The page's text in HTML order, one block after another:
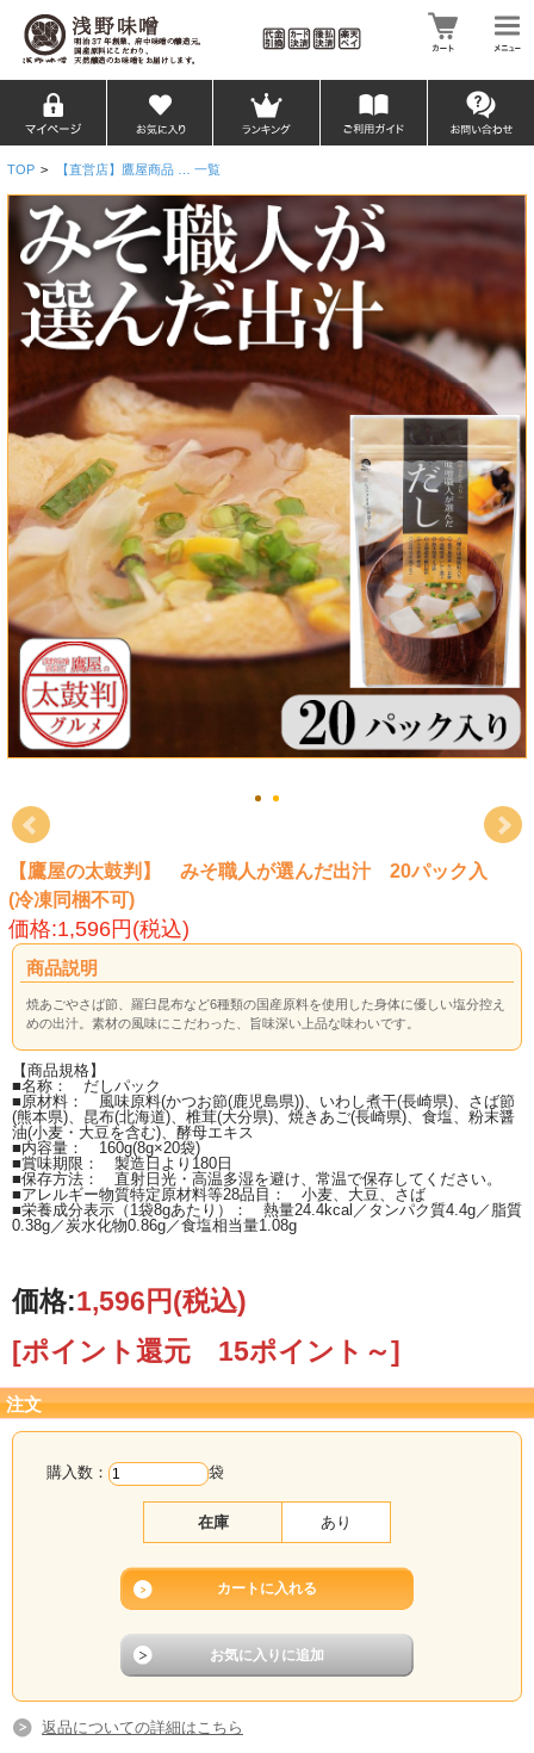
TOP > 【直営店】鷹屋商品 … 一覧
【鷹屋の太鼓判】 みそ職人が選んだ出汁 20パック入
(冷凍同梱不可)
価格:1,596円(税込)
商品説明
焼あごやさば節、羅臼昆布など6種類の国産原料を使用した身体に優しい塩分控え
めの出汁。素材の風味にこだわった、旨味深い上品な味わいです。
【商品規格】
■名称： だしパック
■原材料： 風味原料(かつお節(鹿児島県))、いわし煮干(長崎県)、さば節
(熊本県)、昆布(北海道)、椎茸(大分県)、焼きあご(長崎県)、食塩、粉末醤
油(小麦・大豆を含む)、酵母エキス
■内容量： 160g(8g×20袋)
■賞味期限： 製造日より180日
■保存方法： 直射日光・高温多湿を避け、常温で保存してください。
■アレルギー物質特定原材料等28品目： 小麦、大豆、さば
■栄養成分表示（1袋8gあたり）： 熱量24.4kcal／タンパク質4.4g／脂質
0.38g／炭水化物0.86g／食塩相当量1.08g
価格:1,596円(税込)
[ポイント還元 15ポイント～]
注文
購入数： 袋
在庫 あり
返品についての詳細はこちら